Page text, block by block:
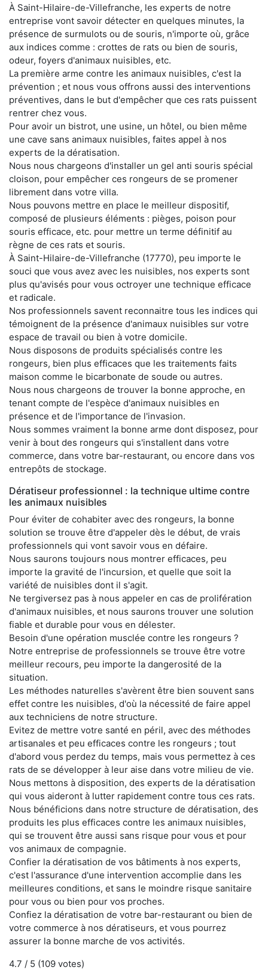
À Saint-Hilaire-de-Villefranche, les experts de notre
entreprise vont savoir détecter en quelques minutes, la
présence de surmulots ou de souris, n'importe où, grâce
aux indices comme : crottes de rats ou bien de souris,
odeur, foyers d'animaux nuisibles, etc.
La première arme contre les animaux nuisibles, c'est la
prévention ; et nous vous offrons aussi des interventions
préventives, dans le but d'empêcher que ces rats puissent
rentrer chez vous.
Pour avoir un bistrot, une usine, un hôtel, ou bien même
une cave sans animaux nuisibles, faites appel à nos
experts de la dératisation.
Nous nous chargeons d'installer un gel anti souris spécial
cloison, pour empêcher ces rongeurs de se promener
librement dans votre villa.
Nous pouvons mettre en place le meilleur dispositif,
composé de plusieurs éléments : pièges, poison pour
souris efficace, etc. pour mettre un terme définitif au
règne de ces rats et souris.
À Saint-Hilaire-de-Villefranche (17770), peu importe le
souci que vous avez avec les nuisibles, nos experts sont
plus qu'avisés pour vous octroyer une technique efficace
et radicale.
Nos professionnels savent reconnaitre tous les indices qui
témoignent de la présence d'animaux nuisibles sur votre
espace de travail ou bien à votre domicile.
Nous disposons de produits spécialisés contre les
rongeurs, bien plus efficaces que les traitements faits
maison comme le bicarbonate de soude ou autres.
Nous nous chargeons de trouver la bonne approche, en
tenant compte de l'espèce d'animaux nuisibles en
présence et de l'importance de l'invasion.
Nous sommes vraiment la bonne arme dont disposez, pour
venir à bout des rongeurs qui s'installent dans votre
commerce, dans votre bar-restaurant, ou encore dans vos
entrepôts de stockage.
Dératiseur professionnel : la technique ultime contre
les animaux nuisibles
Pour éviter de cohabiter avec des rongeurs, la bonne
solution se trouve être d'appeler dès le début, de vrais
professionnels qui vont savoir vous en défaire.
Nous saurons toujours nous montrer efficaces, peu
importe la gravité de l'incursion, et quelle que soit la
variété de nuisibles dont il s'agit.
Ne tergiversez pas à nous appeler en cas de prolifération
d'animaux nuisibles, et nous saurons trouver une solution
fiable et durable pour vous en délester.
Besoin d'une opération musclée contre les rongeurs ?
Notre entreprise de professionnels se trouve être votre
meilleur recours, peu importe la dangerosité de la
situation.
Les méthodes naturelles s'avèrent être bien souvent sans
effet contre les nuisibles, d'où la nécessité de faire appel
aux techniciens de notre structure.
Evitez de mettre votre santé en péril, avec des méthodes
artisanales et peu efficaces contre les rongeurs ; tout
d'abord vous perdez du temps, mais vous permettez à ces
rats de se développer à leur aise dans votre milieu de vie.
Nous mettons à disposition, des experts de la dératisation
qui vous aideront à lutter rapidement contre tous ces rats.
Nous bénéficions dans notre structure de dératisation, des
produits les plus efficaces contre les animaux nuisibles,
qui se trouvent être aussi sans risque pour vous et pour
vos animaux de compagnie.
Confier la dératisation de vos bâtiments à nos experts,
c'est l'assurance d'une intervention accomplie dans les
meilleures conditions, et sans le moindre risque sanitaire
pour vous ou bien pour vos proches.
Confiez la dératisation de votre bar-restaurant ou bien de
votre commerce à nos dératiseurs, et vous pourrez
assurer la bonne marche de vos activités.
4.7 / 5 (109 votes)